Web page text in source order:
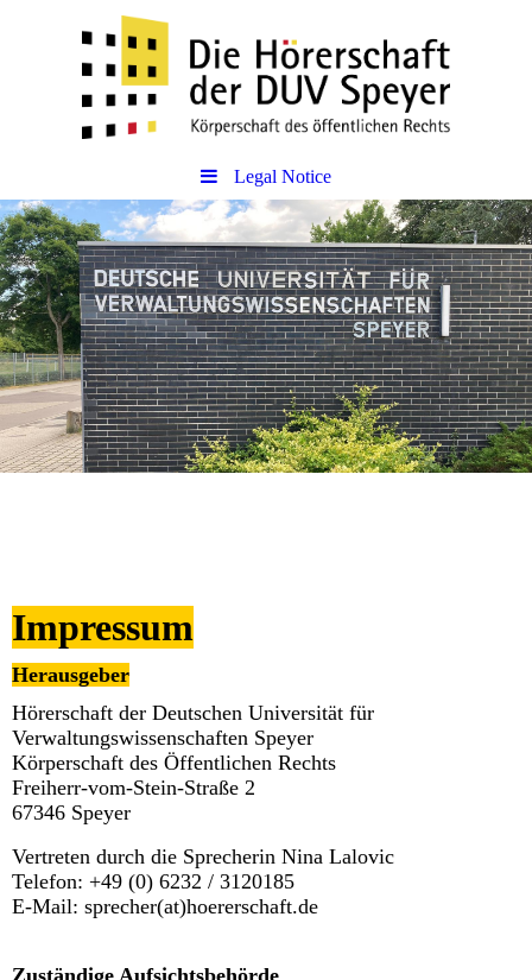
Legal Notice
Impressum
Herausgeber
Hörerschaft der Deutschen Universität für
Verwaltungswissenschaften Speyer
Körperschaft des Öffentlichen Rechts
Freiherr-vom-Stein-Straße 2
67346 Speyer
Vertreten durch die Sprecherin Nina Lalovic
Telefon: +49 (0) 6232 / 3120185
E-Mail: sprecher(at)hoererschaft.de